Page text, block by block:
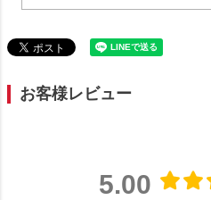
お客様レビュー
5.00